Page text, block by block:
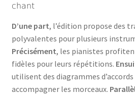
chant
D’une part, l’édition propose des
polyvalentes pour plusieurs
Précisément, les pianistes
fidèles pour leurs répétitions.
utilisent des diagrammes
accompagner les morceaux.